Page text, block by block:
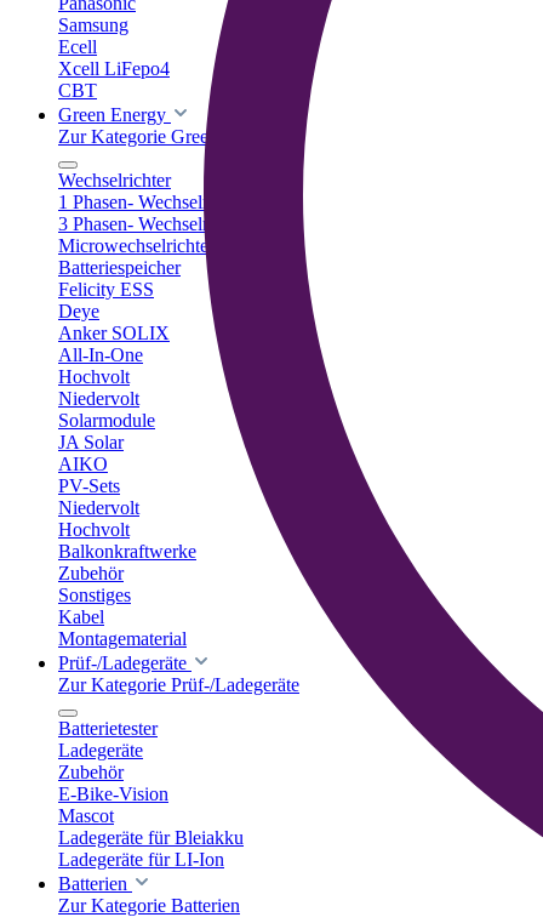
Samsung
Ecell
Xcell LiFepo4
CBT
Green Energy
Zur Kategorie Green Energy
Wechselrichter
1 Phasen- Wechselrichter
3 Phasen- Wechselrichter
Microwechselrichter
Batteriespeicher
Felicity ESS
Deye
Anker SOLIX
All-In-One
Hochvolt
Niedervolt
Solarmodule
JA Solar
AIKO
PV-Sets
Niedervolt
Hochvolt
Balkonkraftwerke
Zubehör
Sonstiges
Kabel
Montagematerial
Prüf-/Ladegeräte
Zur Kategorie Prüf-/Ladegeräte
Batterietester
Ladegeräte
Zubehör
E-Bike-Vision
Mascot
Ladegeräte für Bleiakku
Ladegeräte für LI-Ion
Batterien
Zur Kategorie Batterien